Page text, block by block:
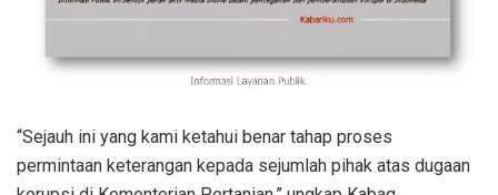
“Sejauh ini yang kami ketahui benar tahap proses
permintaan keterangan kepada sejumlah pihak atas dugaan